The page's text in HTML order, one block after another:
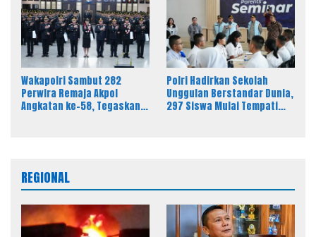
Wakapolri Sambut 282
Perwira Remaja Akpol
Angkatan ke-58, Tegaskan
Polri Hadirkan Sekolah
Unggulan Berstandar Dunia,
297 Siswa Mulai Tempati
REGIONAL